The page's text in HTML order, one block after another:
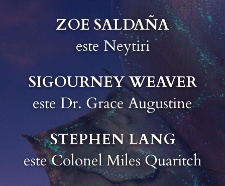
ZOE SALDAÑA
este Neytiri
SIGOURNEY WEAVER
este Dr. Grace Augustine
STEPHEN LANG
este Colonel Miles Quaritch